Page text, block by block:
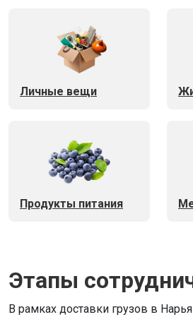
Личные вещи
Продукты питания
Этапы
В рамках доставки грузов в